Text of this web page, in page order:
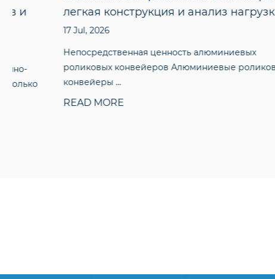
легкая конструкция и анализ нагрузки
17 Jul, 2026
Непосредственная ценность алюминиевых
роликовых конвейеров Алюминиевые роликовые
конвейеры ...
READ MORE